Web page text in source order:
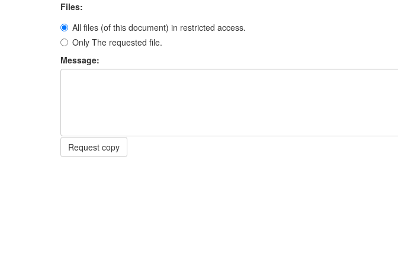
Files:
All files (of this document) in restricted access.
Only The requested file.
Message:
Request copy